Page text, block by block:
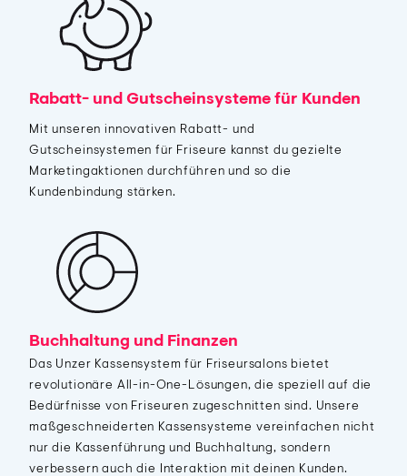
Rabatt- und Gutscheinsysteme für Kunden
Mit unseren innovativen Rabatt- und
Gutscheinsystemen für Friseure kannst du gezielte
Marketingaktionen durchführen und so die
Kundenbindung stärken.
Buchhaltung und Finanzen
Das Unzer Kassensystem für Friseursalons bietet
revolutionäre All-in-One-Lösungen, die speziell auf die
Bedürfnisse von Friseuren zugeschnitten sind. Unsere
maßgeschneiderten Kassensysteme vereinfachen nicht
nur die Kassenführung und Buchhaltung, sondern
verbessern auch die Interaktion mit deinen Kunden.